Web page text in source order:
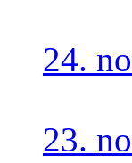
24.
23.